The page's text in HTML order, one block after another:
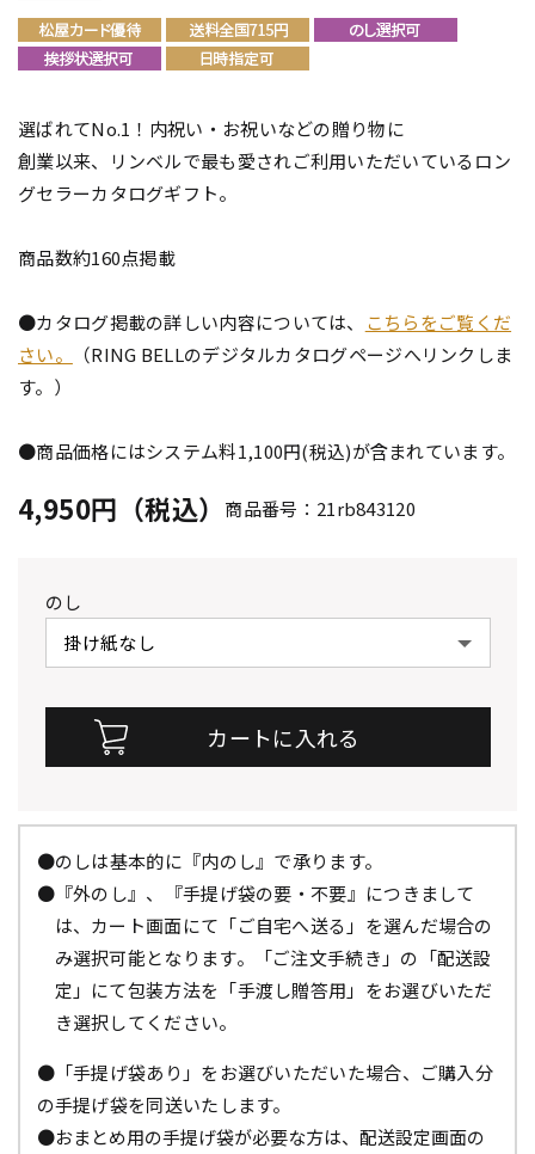
選ばれてNo.1！内祝い・お祝いなどの贈り物に
創業以来、リンベルで最も愛されご利用いただいているロン
グセラーカタログギフト。
商品数約160点掲載
●カタログ掲載の詳しい内容については、
こちらをご覧くだ
さい。
（RING BELLのデジタルカタログページへリンクしま
す。）
●商品価格にはシステム料1,100円(税込)が含まれています。
4,950円（税込） 商品番号：21rb843120
のし
●のしは基本的に『内のし』で承ります。
●『外のし』、『手提げ袋の要・不要』につきまして
は、カート画面にて「ご自宅へ送る」を選んだ場合の
み選択可能となります。「ご注文手続き」の「配送設
定」にて包装方法を「手渡し贈答用」をお選びいただ
き選択してください。
●「手提げ袋あり」をお選びいただいた場合、ご購入分
の手提げ袋を同送いたします。
●おまとめ用の手提げ袋が必要な方は、配送設定画面の